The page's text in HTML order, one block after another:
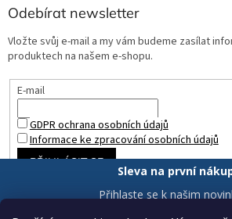
Odebírat newsletter
Vložte svůj e-mail a my vám budeme zasílat
produktech na našem e-shopu.
E-mail
GDPR ochrana osobních údajů
Informace ke zpracování osobních údajů
PŘIHLÁSIT SE
Sleva na první
Přihlaste se k našim